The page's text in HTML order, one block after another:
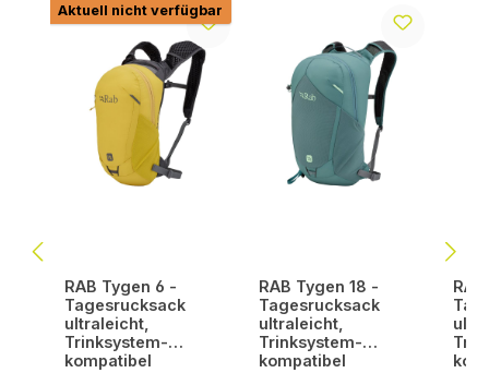
Aktuell nicht verfügbar
RAB Tygen 6 -
Tagesrucksack
ultraleicht,
Trinksystem-
kompatibel
RAB Tygen 18 -
Tagesrucksack
ultraleicht,
Trinksystem-
kompatibel